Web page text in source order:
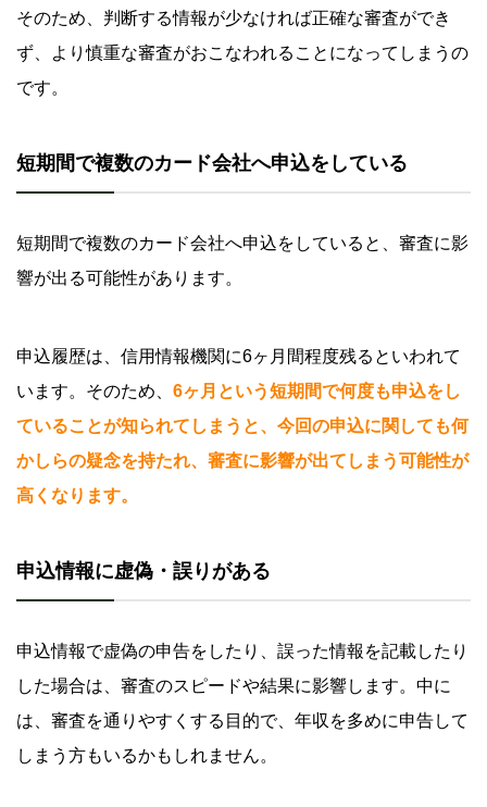
そのため、判断する情報が少なければ正確な審査ができ
ず、より慎重な審査がおこなわれることになってしまうの
です。
短期間で複数のカード会社へ申込をしている
短期間で複数のカード会社へ申込をしていると、審査に影
響が出る可能性があります。
申込履歴は、信用情報機関に6ヶ月間程度残るといわれて
います。そのため、 6ヶ月という短期間で何度も申込をし
ていることが知られてしまうと、今回の申込に関しても何
かしらの疑念を持たれ、審査に影響が出てしまう可能性が
高くなります。
申込情報に虚偽・誤りがある
申込情報で虚偽の申告をしたり、誤った情報を記載したり
した場合は、審査のスピードや結果に影響します。中に
は、審査を通りやすくする目的で、年収を多めに申告して
しまう方もいるかもしれません。